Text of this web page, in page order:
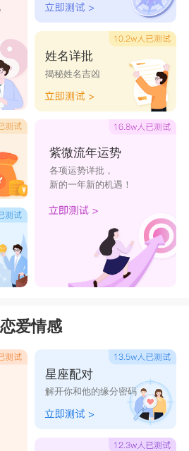
姓名详批
揭秘姓名吉凶
紫微流年运势
各项运势详批，
新的一年新的机遇！
恋爱情感
星座配对
解开你和他的缘分密码